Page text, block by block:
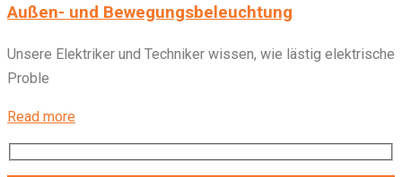
Außen- und Bewegungsbeleuchtung
Unsere Elektriker und Techniker wissen, wie lästig elektrische
Proble
Read more